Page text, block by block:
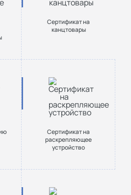
Сертификат на
канцтовары
Сертификат на
раскрепляющее
устройство